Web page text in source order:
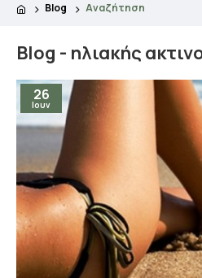
Blog Αναζήτηση
Blog - ηλιακής
26
Ιουν